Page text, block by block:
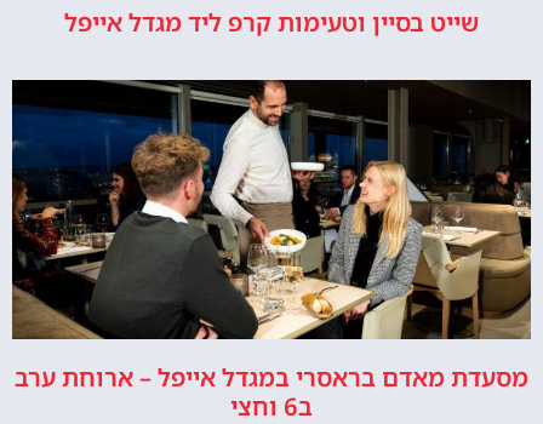
שייט בסיין וטעימות קרפ ליד מגדל אייפל
מסעדת מאדם בראסרי במגדל אייפל – ארוחת ערב
ב6 וחצי